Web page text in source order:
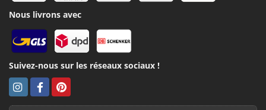
Nous livrons avec
Suivez-nous sur les réseaux sociaux !